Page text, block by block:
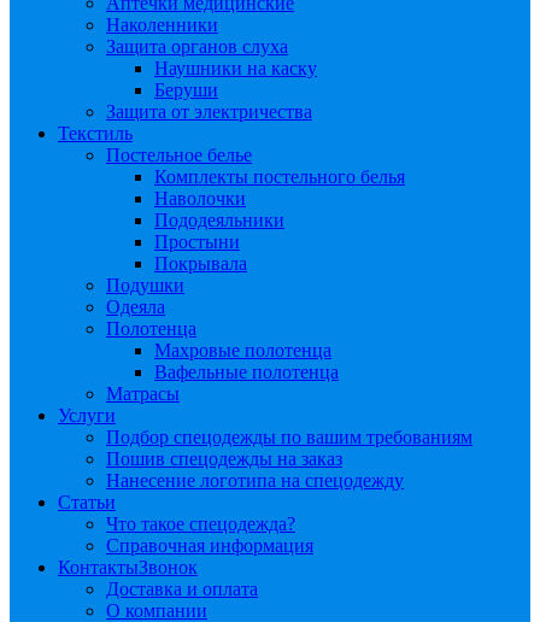
Наколенники
Защита органов слуха
Наушники на каску
Беруши
Защита от электричества
Текстиль
Постельное белье
Комплекты постельного белья
Наволочки
Пододеяльники
Простыни
Покрывала
Подушки
Одеяла
Полотенца
Махровые полотенца
Вафельные полотенца
Матрасы
Услуги
Подбор спецодежды по вашим требованиям
Пошив спецодежды на заказ
Нанесение логотипа на спецодежду
Статьи
Что такое спецодежда?
Справочная информация
КонтактыЗвонок
Доставка и оплата
О компании